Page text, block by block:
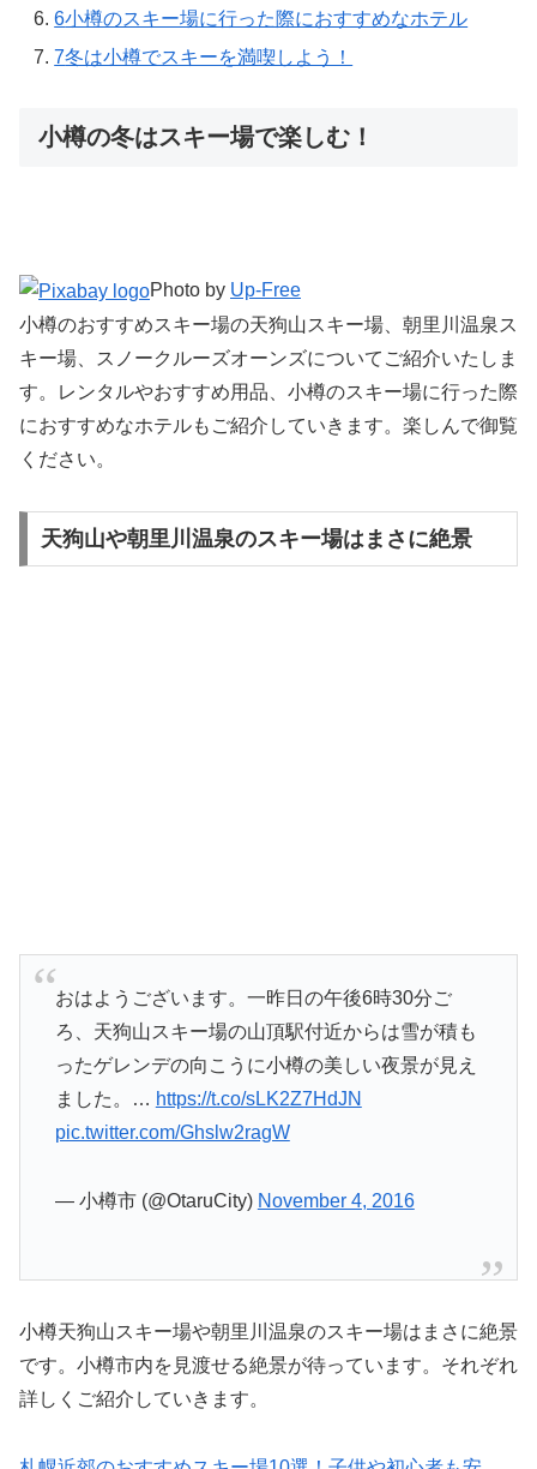
6小樽のスキー場に行った際におすすめなホテル
7冬は小樽でスキーを満喫しよう！
小樽の冬はスキー場で楽しむ！
Photo by Up-Free
小樽のおすすめスキー場の天狗山スキー場、朝里川温泉ス
キー場、スノークルーズオーンズについてご紹介いたしま
す。レンタルやおすすめ用品、小樽のスキー場に行った際
におすすめなホテルもご紹介していきます。楽しんで御覧
ください。
天狗山や朝里川温泉のスキー場はまさに絶景
おはようございます。一昨日の午後6時30分ご
ろ、天狗山スキー場の山頂駅付近からは雪が積も
ったゲレンデの向こうに小樽の美しい夜景が見え
ました。… https://t.co/sLK2Z7HdJN
pic.twitter.com/Ghslw2ragW
— 小樽市 (@OtaruCity) November 4, 2016
小樽天狗山スキー場や朝里川温泉のスキー場はまさに絶景
です。小樽市内を見渡せる絶景が待っています。それぞれ
詳しくご紹介していきます。